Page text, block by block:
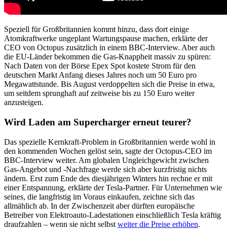
Speziell für Großbritannien kommt hinzu, dass dort einige
Atomkraftwerke ungeplant Wartungspause machen, erklärte der
CEO von Octopus zusätzlich in einem BBC-Interview. Aber auch
die EU-Länder bekommen die Gas-Knappheit massiv zu spüren:
Nach Daten von der Börse Epex Spot kostete Strom für den
deutschen Markt Anfang dieses Jahres noch um 50 Euro pro
Megawattstunde. Bis August verdoppelten sich die Preise in etwa,
um seitdem sprunghaft auf zeitweise bis zu 150 Euro weiter
anzusteigen.
Wird Laden am Supercharger erneut teurer?
Das spezielle Kernkraft-Problem in Großbritannien werde wohl in
den kommenden Wochen gelöst sein, sagte der Octopus-CEO im
BBC-Interview weiter. Am globalen Ungleichgewicht zwischen
Gas-Angebot und -Nachfrage werde sich aber kurzfristig nichts
ändern. Erst zum Ende des diesjährigen Winters hin rechne er mit
einer Entspannung, erklärte der Tesla-Partner. Für Unternehmen wie
seines, die langfristig im Voraus einkaufen, zeichne sich das
allmählich ab. In der Zwischenzeit aber dürften europäische
Betreiber von Elektroauto-Ladestationen einschließlich Tesla kräftig
draufzahlen – wenn sie nicht selbst weiter die Preise erhöhen.